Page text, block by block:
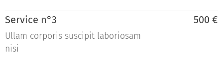
Service n°3
Ullam corporis suscipit laboriosam
nisi
500 €